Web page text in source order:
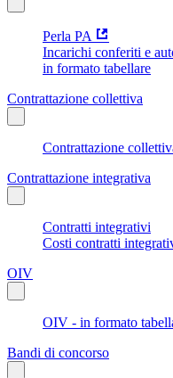
Perla PA
Incarichi conferiti e
in formato tabellare
Contrattazione collettiva
Contrattazione
Contrattazione integrativa
Contratti integrativi
Costi contratti
OIV
OIV - in formato
Bandi di concorso